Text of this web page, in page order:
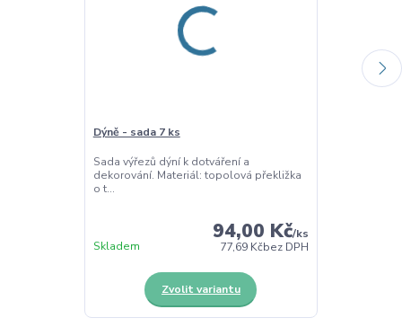
Dýně - sada 7 ks
Sada výřezů dýní k dotváření a
dekorování. Materiál: topolová překližka
o t...
94,00 Kč/ks
77,69 Kčbez DPH
Skladem
Zvolit variantu